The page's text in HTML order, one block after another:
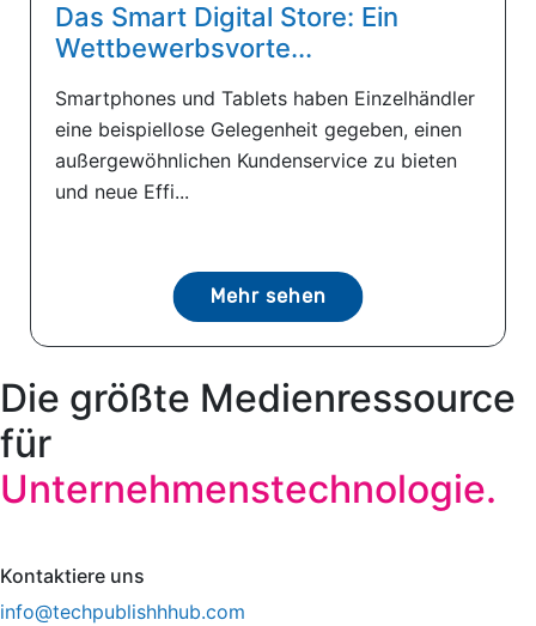
Das Smart Digital Store: Ein
Wettbewerbsvorte...
Smartphones und Tablets haben Einzelhändler
eine beispiellose Gelegenheit gegeben, einen
außergewöhnlichen Kundenservice zu bieten
und neue Effi...
Mehr sehen
Die größte Medienressource
für
Unternehmenstechnologie.
Kontaktiere uns
info@techpublishhhub.com